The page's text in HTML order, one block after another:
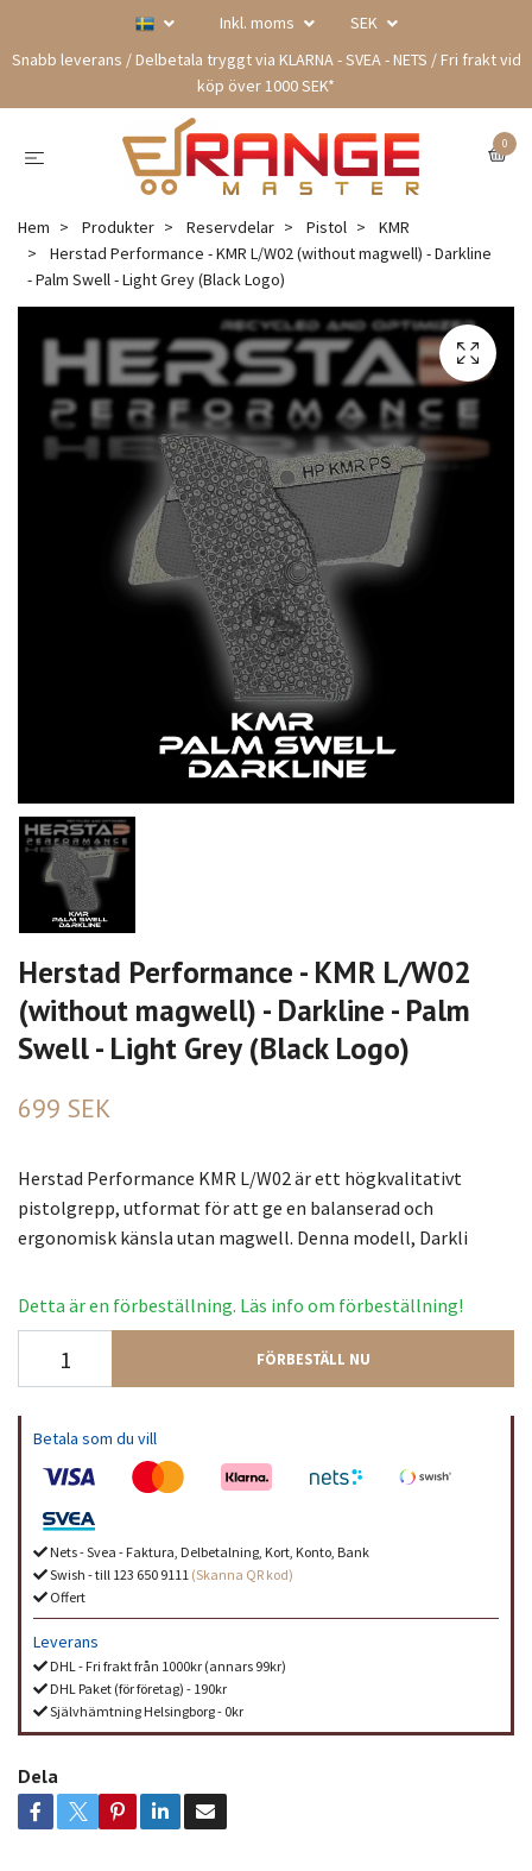
Inkl. moms
SEK
Snabb leverans / Delbetala tryggt via KLARNA - SVEA - NETS / Fri frakt vid
köp över 1000 SEK*
0
Hem Produkter Reservdelar Pistol
KMR
Herstad Performance - KMR L/W02 (without magwell) - Darkline
- Palm Swell - Light Grey (Black Logo)
Herstad Performance - KMR L/W02
(without magwell) - Darkline - Palm
Swell - Light Grey (Black Logo)
699 SEK
Herstad Performance KMR L/W02 är ett högkvalitativt
pistolgrepp, utformat för att ge en balanserad och
ergonomisk känsla utan magwell. Denna modell, Darkli
Detta är en förbeställning. Läs info om förbeställning!
FÖRBESTÄLL NU
Betala som du vill
Nets - Svea - Faktura, Delbetalning, Kort, Konto, Bank
Swish - till 123 650 9111 (Skanna QR kod)
Offert
Leverans
DHL - Fri frakt från 1000kr (annars 99kr)
DHL Paket (för företag) - 190kr
Självhämtning Helsingborg - 0kr
Dela